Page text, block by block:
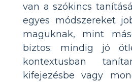
van a szókincs
egyes módszereket
maguknak, mint
biztos: mindig jó
kontextusban
kifejezésbe vagy